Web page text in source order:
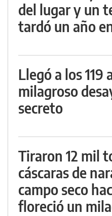
del lugar y un
tardó un año
Llegó a los 119
milagroso
secreto
Tiraron 12 mil
cáscaras de
campo seco
floreció un